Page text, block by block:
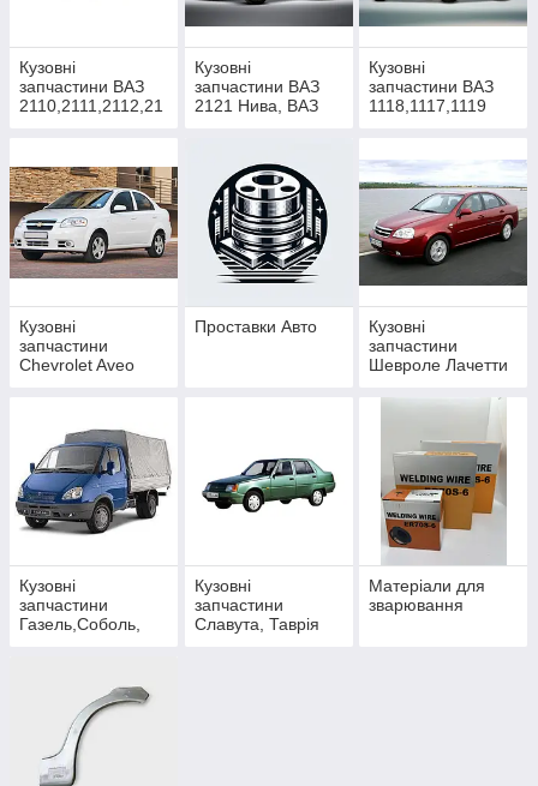
Кузовні
запчастини ВАЗ
2110,2111,2112,21
Кузовні
запчастини ВАЗ
2121 Нива, ВАЗ
Кузовні
запчастини ВАЗ
1118,1117,1119
2190,2191,2192
Кузовні
запчастини
Chevrolet Aveo
Проставки Авто
Кузовні
запчастини
Шевроле Лачетти
Кузовні
запчастини
Газель,Соболь,
Кузовні
запчастини
Славута, Таврія
Матеріали для
зварювання